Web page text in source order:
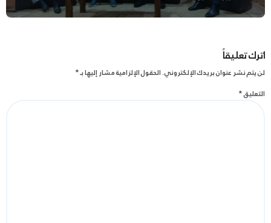
اترك تعليقاً
لن يتم نشر عنوان بريدك الإلكتروني.الحقول الإلزامية مشار إليها بـ*
التعليق*